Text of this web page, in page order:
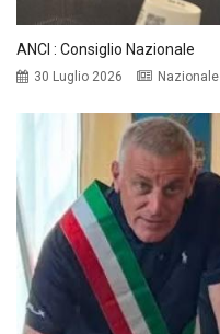
ANCI : Consiglio Nazionale
30 Luglio 2026 Nazionale